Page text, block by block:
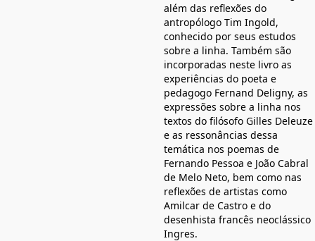
além das reflexões do
antropólogo Tim Ingold,
conhecido por seus estudos
sobre a linha. Também são
incorporadas neste livro as
experiências do poeta e
pedagogo Fernand Deligny, as
expressões sobre a linha nos
textos do filósofo Gilles Deleuze
e as ressonâncias dessa
temática nos poemas de
Fernando Pessoa e João Cabral
de Melo Neto, bem como nas
reflexões de artistas como
Amilcar de Castro e do
desenhista francês neoclássico
Ingres.